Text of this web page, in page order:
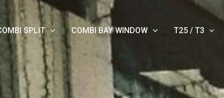
SPLIT COMBI BAY WINDOW T25 / T3